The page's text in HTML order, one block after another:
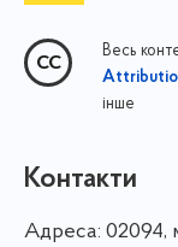
Весь
інше
Контакти
Адреса: 02094,